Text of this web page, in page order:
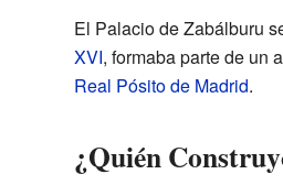
El Palacio de Zabálburu
XVI, formaba parte de un
Real Pósito de Madrid.
¿Quién